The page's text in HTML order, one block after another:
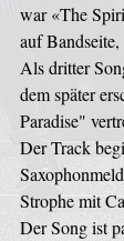
war «The
auf
Als dritter
dem später
Paradise"
Der Track
Strophe mit
Der Song ist